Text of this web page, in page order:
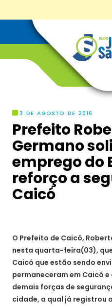
3 DE AGOSTO DE 2016
Prefeito
Germano
emprego do
reforço a
Caicó
O Prefeito de Caicó,
nesta quarta-feira(03),
Caicó que estão sendo
permaneceram em Caicó
demais forças de
cidade, a qual já registrou